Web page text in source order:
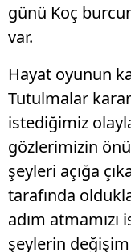
günü Koç
var.
Hayat oyunun
Tutulmalar
istediğimiz
gözlerimizin
şeyleri açığa
tarafında
adım
şeylerin değişim